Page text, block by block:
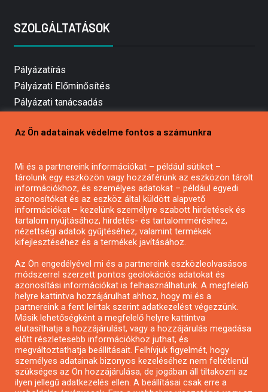
SZOLGÁLTATÁSOK
Pályázatírás
Pályázati Előminősítés
Pályázati tanácsadás
Mezőgazdasági pályázatírás
Pályázatírás civil szervezeteknek
Pályázatírás önkormányzatoknak
Pályázatfigyelés
Specifikus pályázatfigyelés vagy hírlevél
Pályázatok magánszemélyeknek
Pályázatok civil szervezeteknek
Pályázatok vállalkozásoknak
Önkormányzati pályázatok
Mezőgazdasági pályázatok
Falusi turizmus pályázatok
Az Ön adatainak védelme fontos a számunkra
Mi és a partnereink információkat – például sütiket –
tárolunk egy eszközön vagy hozzáférünk az eszközön tárolt
információkhoz, és személyes adatokat – például egyedi
azonosítókat és az eszköz által küldött alapvető
információkat – kezelünk személyre szabott hirdetések és
tartalom nyújtásához, hirdetés- és tartalomméréshez,
nézettségi adatok gyűjtéséhez, valamint termékek
kifejlesztéséhez és a termékek javításához.
Az Ön engedélyével mi és a partnereink eszközleolvasásos
módszerrel szerzett pontos geolokációs adatokat és
azonosítási információkat is felhasználhatunk. A megfelelő
helyre kattintva hozzájárulhat ahhoz, hogy mi és a
partnereink a fent leírtak szerint adatkezelést végezzünk.
Másik lehetőségként a megfelelő helyre kattintva
elutasíthatja a hozzájárulást, vagy a hozzájárulás megadása
előtt részletesebb információkhoz juthat, és
megváltoztathatja beállításait. Felhívjuk figyelmét, hogy
személyes adatainak bizonyos kezeléséhez nem feltétlenül
szükséges az Ön hozzájárulása, de jogában áll tiltakozni az
ilyen jellegű adatkezelés ellen. A beállításai csak erre a